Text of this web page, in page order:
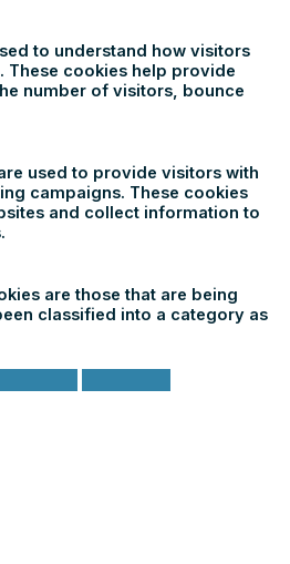
to understand how visitors
These cookies help provide
number of visitors, bounce
used to provide visitors with
campaigns. These cookies
and collect information to
are those that are being
classified into a category as